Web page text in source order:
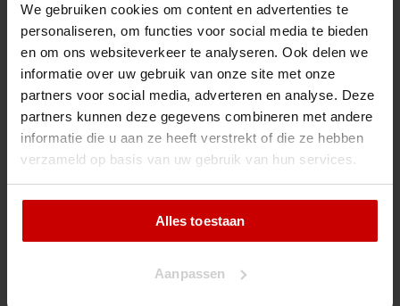
We gebruiken cookies om content en advertenties te
personaliseren, om functies voor social media te bieden
en om ons websiteverkeer te analyseren. Ook delen we
informatie over uw gebruik van onze site met onze
partners voor social media, adverteren en analyse. Deze
partners kunnen deze gegevens combineren met andere
informatie die u aan ze heeft verstrekt of die ze hebben
verzameld op basis van uw gebruik van hun services.
Alles toestaan
Aanpassen
Motorrijschool
Motor
Bromfiets
Theorie